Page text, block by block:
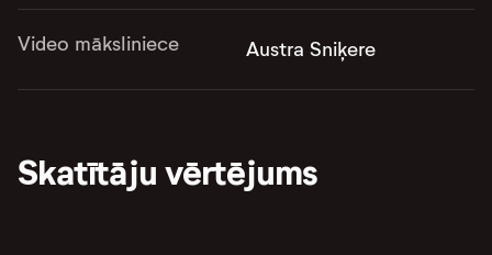
Video māksliniece Austra Sniķere
Skatītāju vērtējums